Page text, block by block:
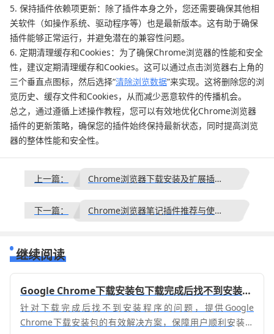
5. 保持插件依赖项更新：除了插件本身之外，您还需要确保其他相
关软件（如操作系统、驱动程序等）也是最新版本。这有助于确保
插件能够正常运行，并避免潜在的兼容性问题。
6. 定期清理缓存和Cookies：为了确保Chrome浏览器的性能和安全
性，建议定期清理缓存和Cookies。这可以通过点击浏览器右上角的
三个垂直点图标，然后选择“清除浏览数据”来实现。这将删除您的浏
览历史、缓存文件和Cookies，从而减少恶意软件的传播机会。
总之，通过遵循上述操作教程，您可以有效地优化Chrome浏览器
插件的更新策略，确保您的插件始终保持最新状态，同时提高浏览
器的整体性能和安全性。
上一篇： Chrome浏览器下载安装及扩展插件冲突检测教程
下一篇： Chrome浏览器笔记插件推荐与使用体验对比
继续阅读
Google Chrome下载安装包下载完成后找不到安装程序的解决方案
针对下载完成后找不到安装程序的问题，提供Google
Chrome下载安装包的有效解决方案，保障用户顺利安装使